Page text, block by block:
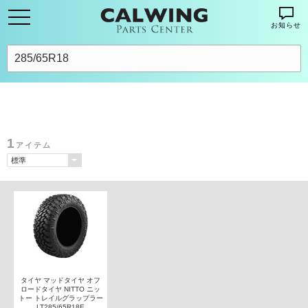
お知らせ
1 アイテム
タイヤ マッドタイヤ オフ
ロードタイヤ NITTO ニッ
トー トレイルグラップラー